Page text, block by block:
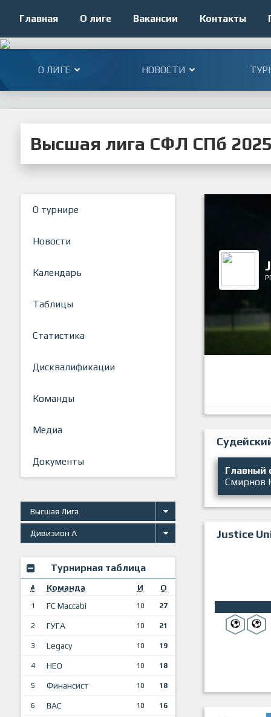
Главная О лиге Вакансии Контакты
О ЛИГЕ НОВОСТИ
Высшая лига СФЛ СПб
О турнире
Новости
Календарь
Таблицы
Статистика
Дисквалификации
Команды
Медиа
Документы
Высшая Лига
Дивизион А
Турнирная таблица
# Команда И О
1 FC Maccabi 10 27
2 ГУГА 10 21
3 Legacy 10 19
4 НЕО 10 18
5 Финансист 10 18
6 ВАС 10 16
Главный
Смирнов
Justice